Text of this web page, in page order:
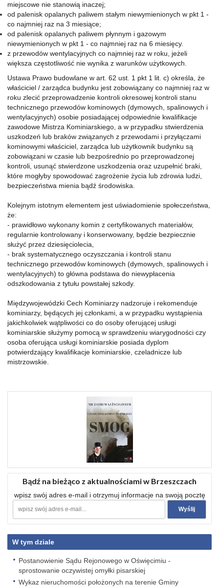
miejscowe nie stanowią inaczej;
od palenisk opalanych paliwem stałym niewymienionych w pkt 1 -
co najmniej raz na 3 miesiące;
od palenisk opalanych paliwem płynnym i gazowym
niewymienionych w pkt 1 - co najmniej raz na 6 miesięcy.
z przewodów wentylacyjnych co najmniej raz w roku, jeżeli
większa częstotliwość nie wynika z warunków użytkowych.
Ustawa Prawo budowlane w art. 62 ust. 1 pkt 1 lit. c) określa, że
właściciel / zarządca budynku jest zobowiązany co najmniej raz w
roku zlecić przeprowadzenie kontroli okresowej kontroli stanu
technicznego przewodów kominowych (dymowych, spalinowych i
wentylacyjnych) osobie posiadającej odpowiednie kwalifikacje
zawodowe Mistrza Kominiarskiego, a w przypadku stwierdzenia
uszkodzeń lub braków związanych z przewodami i przyłączami
kominowymi właściciel, zarządca lub użytkownik budynku są
zobowiązani w czasie lub bezpośrednio po przeprowadzonej
kontroli, usunąć stwierdzone uszkodzenia oraz uzupełnić braki,
które mogłyby spowodować zagrożenie życia lub zdrowia ludzi,
bezpieczeństwa mienia bądź środowiska.
Kolejnym istotnym elementem jest uświadomienie społeczeństwa,
że:
- prawidłowo wykonany komin z certyfikowanych materiałów,
regularnie kontrolowany i konserwowany, będzie bezpiecznie
służyć przez dziesięciolecia,
- brak systematycznego oczyszczania i kontroli stanu
technicznego przewodów kominowych (dymowych, spalinowych i
wentylacyjnych) to główna podstawa do niewypłacenia
odszkodowania z tytułu powstałej szkody.
Międzywojewódzki Cech Kominiarzy nadzoruje i rekomenduje
kominiarzy, będących jej członkami, a w przypadku wystąpienia
jakichkolwiek wątpliwości co do osoby oferującej usługi
kominiarskie służymy pomocą w sprawdzeniu wiarygodności czy
osoba oferująca usługi kominiarskie posiada dyplom
potwierdzający kwalifikacje kominiarskie, czeladnicze lub
mistrzowskie.
Bądź na bieżąco z aktualnościami w Brzeszczach
wpisz swój adres e-mail i otrzymuj informacje na swoją pocztę
W tym dziale
Postanowienie Sądu Rejonowego w Oświęcimiu -
sprostowanie oczywistej omyłki pisarskiej
Wykaz nieruchomości położonych na terenie Gminy